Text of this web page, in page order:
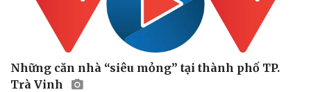
Những căn nhà “siêu mỏng” tại thành phố TP.
Trà Vinh